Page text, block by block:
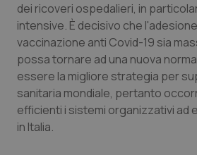
Rene & patologie
Salute orale & impianti
Sangue & coagulazione
Tiroide
dei ricoveri ospedalieri, in
intensive. È decisivo che
vaccinazione anti Covid-19 sia
possa tornare ad una nuova
essere la migliore strategia per
sanitaria mondiale, pertanto
efficienti i sistemi organizzativi ad
in Italia.